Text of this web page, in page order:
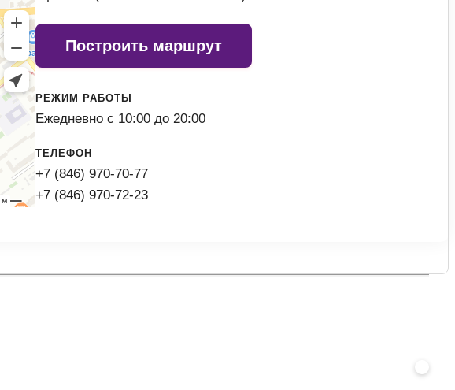
Построить маршрут
РЕЖИМ РАБОТЫ
Ежедневно с 10:00 до 20:00
ТЕЛЕФОН
+7 (846) 970-70-77
+7 (846) 970-72-23